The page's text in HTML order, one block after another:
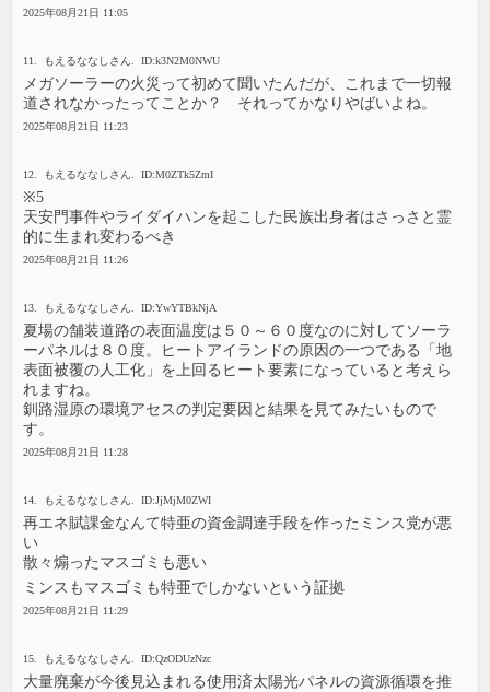
2025年08月21日 11:05
11. もえるななしさん. ID:k3N2M0NWU
メガソーラーの火災って初めて聞いたんだが、これまで一切報
道されなかったってことか？ それってかなりやばいよね。
2025年08月21日 11:23
12. もえるななしさん. ID:M0ZTk5ZmI
※5
天安門事件やライダイハンを起こした民族出身者はさっさと霊
的に生まれ変わるべき
2025年08月21日 11:26
13. もえるななしさん. ID:YwYTBkNjA
夏場の舗装道路の表面温度は５０～６０度なのに対してソーラ
ーパネルは８０度。ヒートアイランドの原因の一つである「地
表面被覆の人工化」を上回るヒート要素になっていると考えら
れますね。
釧路湿原の環境アセスの判定要因と結果を見てみたいもので
す。
2025年08月21日 11:28
14. もえるななしさん. ID:JjMjM0ZWI
再エネ賦課金なんて特亜の資金調達手段を作ったミンス党が悪
い
散々煽ったマスゴミも悪い
ミンスもマスゴミも特亜でしかないという証拠
2025年08月21日 11:29
15. もえるななしさん. ID:QzODUzNzc
大量廃棄が今後見込まれる使用済太陽光パネルの資源循環を推